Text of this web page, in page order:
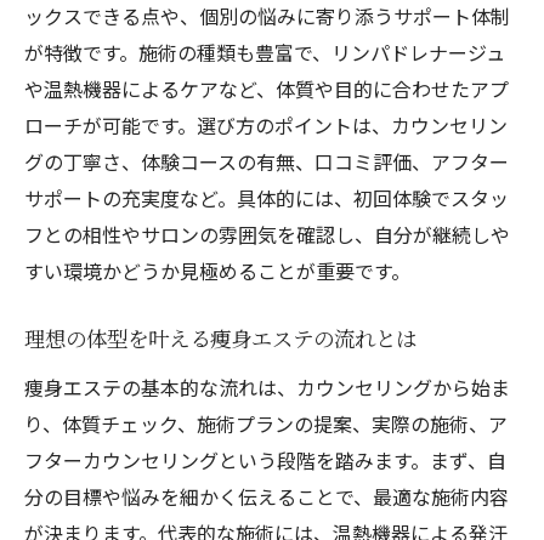
痩身エステで理想の効果を感じるためのコ
ツ
体験コースを活用した痩身エステ比較の方
法
施術メニュー別に見る痩身エステの効果差
口コミや評判でわかる痩身エステの実力
痩身エステは本当に効果があるのか徹底解説
証
短期間で変化を感じる痩身エステの秘密
痩身エステで痩せる仕組みと効果の差
効果が実感できる痩身エステの条件とは
エステ利用者の声から見るリアルな効果
ックスできる点や、個別の悩みに寄り添うサポート体制
が特徴です。施術の種類も豊富で、リンパドレナージュ
や温熱機器によるケアなど、体質や目的に合わせたアプ
ローチが可能です。選び方のポイントは、カウンセリン
グの丁寧さ、体験コースの有無、口コミ評価、アフター
サポートの充実度など。具体的には、初回体験でスタッ
フとの相性やサロンの雰囲気を確認し、自分が継続しや
すい環境かどうか見極めることが重要です。
理想の体型を叶える痩身エステの流れとは
痩身エステの基本的な流れは、カウンセリングから始ま
り、体質チェック、施術プランの提案、実際の施術、ア
フターカウンセリングという段階を踏みます。まず、自
分の目標や悩みを細かく伝えることで、最適な施術内容
が決まります。代表的な施術には、温熱機器による発汗